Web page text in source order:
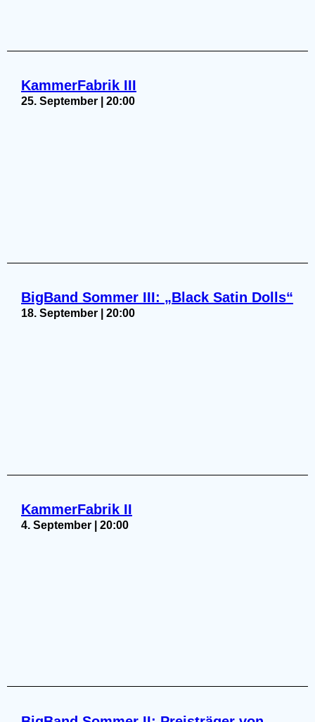
KammerFabrik III
25. September | 20:00
BigBand Sommer III: „Black Satin Dolls“
18. September | 20:00
KammerFabrik II
4. September | 20:00